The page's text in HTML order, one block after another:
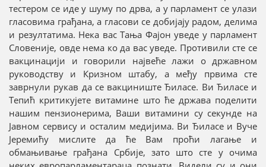
тестером се иде у шуму по дрва, а у парламент се улази
гласовима грађана, а гласови се добијају радом, делима
и резултатима. Нека вас Тања Фајон уведе у парламент
Словеније, овде нема ко да вас уведе. Противили сте се
вакцинацији и говорили највеће лажи о државном
руководству и Кризном штабу, а међу првима сте
заврнули рукав да се вакциниште Ђиласе. Ви Ђиласе и
Тепић критикујете витамине што ће држава поделити
нашим пензионерима, Ваши витамини су секунде на
Јавном сервису и осталим медијима. Ви Ђиласе и Вуче
Јеремићу мислите да ће Вам проћи лагање и
обмањивање грађана Србије, зато што сте у очима